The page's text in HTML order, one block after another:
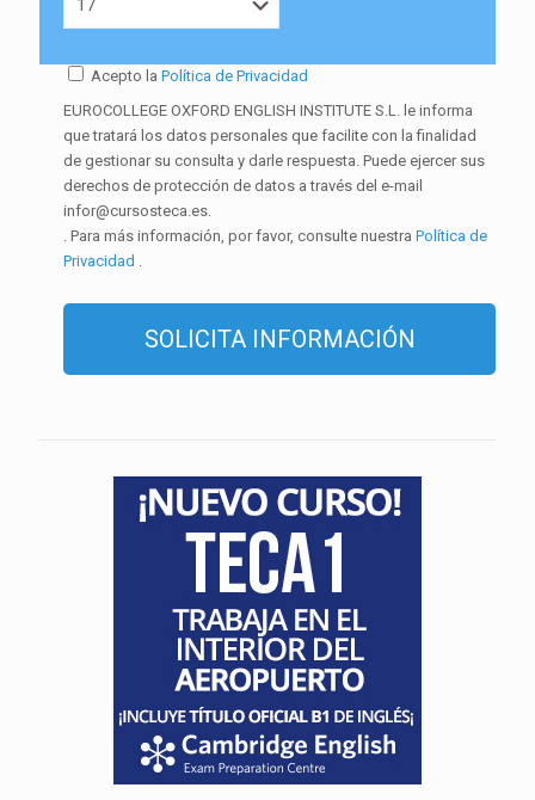
Acepto la Política de Privacidad
EUROCOLLEGE OXFORD ENGLISH INSTITUTE S.L. le informa
que tratará los datos personales que facilite con la finalidad
de gestionar su consulta y darle respuesta. Puede ejercer sus
derechos de protección de datos a través del e-mail
infor@cursosteca.es.
. Para más información, por favor, consulte nuestra Política de
Privacidad .